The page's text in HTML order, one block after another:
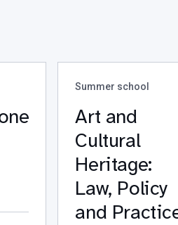
Summer school
Art and
Cultural
Heritage:
Law, Policy
and